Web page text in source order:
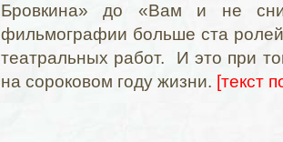
Бровкина» до «Вам и не
фильмографии больше ста ролей
театральных работ. И это при
на сороковом году жизни. [текст